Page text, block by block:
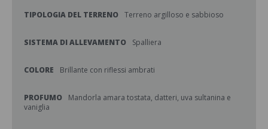
TIPOLOGIA DEL TERRENO Terreno argilloso e sabbioso
SISTEMA DI ALLEVAMENTO Spalliera
COLORE Brillante con riflessi ambrati
PROFUMO
Mandorla amara tostata, datteri, uva sultanina e
vaniglia